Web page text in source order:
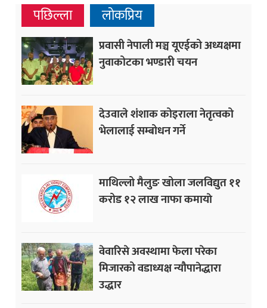
पछिल्ला लोकप्रिय
प्रवासी नेपाली मञ्च यूएईको अध्यक्षमा
नुवाकोटका भण्डारी चयन
देउवाले शंशाक कोइराला नेतृत्वको
भेलालाई सम्बोधन गर्ने
माथिल्लो मैलुङ खोला जलविद्युत ११
करोड १२ लाख नाफा कमायाे
वेवारिसे अवस्थामा फेला परेका
मिजारको वडाध्यक्ष न्यौपानेद्धारा
उद्धार